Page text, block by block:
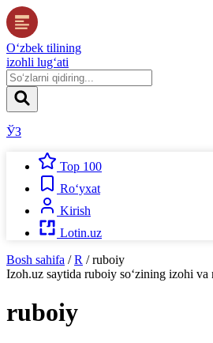
O‘zbek tilining
izohli lug‘ati
ЎЗ
Top 100
Ro‘yxat
Kirish
Lotin.uz
Bosh sahifa / R / ruboiy
Izoh.uz saytida ruboiy so‘zining izohi va
ruboiy